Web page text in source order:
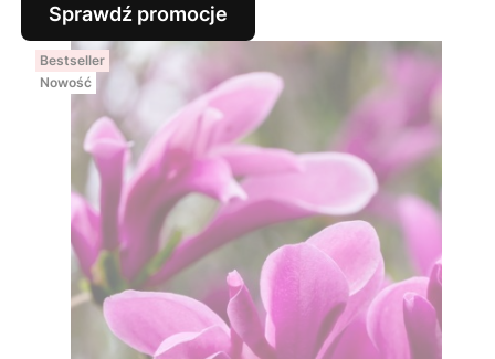
Sprawdź promocje
Bestseller
Nowość